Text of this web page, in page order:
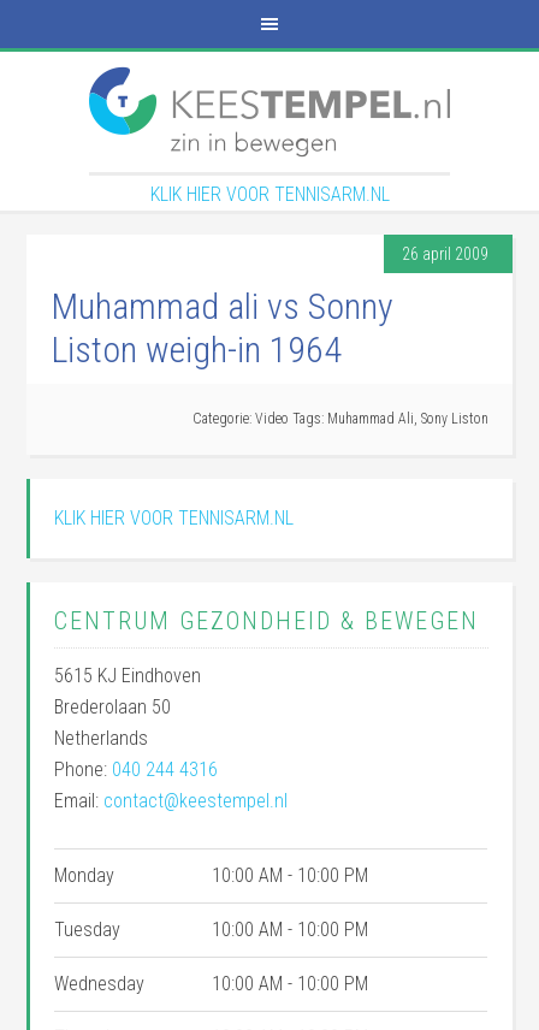
KLIK HIER VOOR TENNISARM.NL
26 april 2009
Muhammad ali vs Sonny
Liston weigh-in 1964
Categorie: Video Tags: Muhammad Ali, Sony Liston
KLIK HIER VOOR TENNISARM.NL
CENTRUM GEZONDHEID & BEWEGEN
5615 KJ Eindhoven
Brederolaan 50
Netherlands
Phone: 040 244 4316
Email: contact@keestempel.nl
Monday 10:00 AM - 10:00 PM
Tuesday 10:00 AM - 10:00 PM
Wednesday 10:00 AM - 10:00 PM